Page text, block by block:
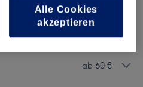
ab 12 €
ab 20 €
ab 60 €
Alle Cookies
akzeptieren